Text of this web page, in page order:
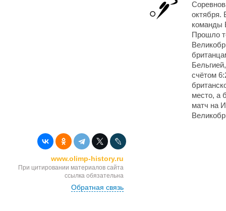
октября.
команды
Прошло
счётом
место, а
матч на
www.olimp-history.ru
При цитировании материалов сайта
ссылка обязательна
Обратная связь